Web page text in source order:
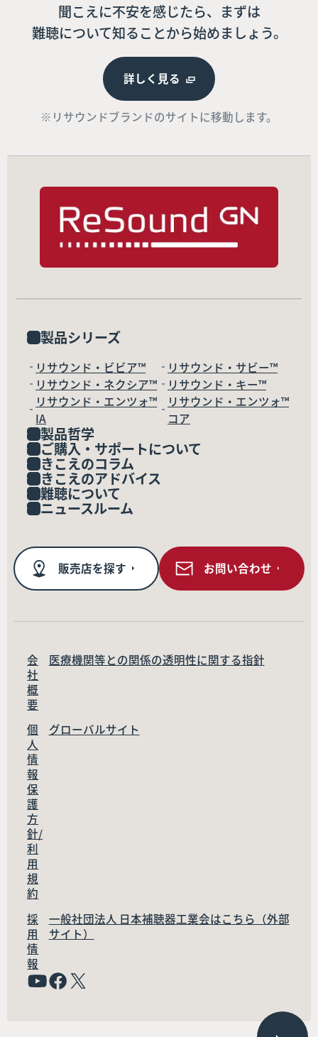
聞こえに不安を感じたら、まずは
難聴について知ることから始めましょう。
詳しく見る
※リサウンドブランドのサイトに移動します。
製品シリーズ
リサウンド・ビビア™
リサウンド・サビー™
リサウンド・ネクシア™
リサウンド・キー™
リサウンド・エンツォ™
IA
リサウンド・エンツォ™
コア
製品哲学
ご購入・サポートについて
きこえのコラム
きこえのアドバイス
難聴について
ニュースルーム
販売店を探す お問い合わせ
会
社
概
要
医療機関等との関係の透明性に関する指針
個
人
情
報
保
護
方
針/
利
用
規
約
グローバルサイト
採
用
情
報
一般社団法人 日本補聴器工業会はこちら（外部
サイト）